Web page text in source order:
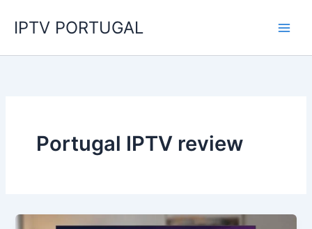
IPTV PORTUGAL
Portugal IPTV review